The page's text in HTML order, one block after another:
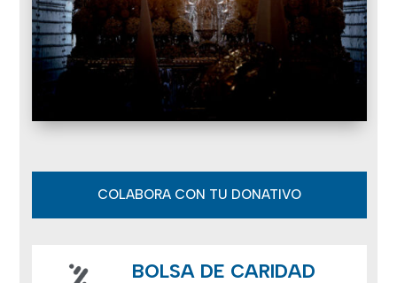
COLABORA CON TU DONATIVO
BOLSA DE CARIDAD